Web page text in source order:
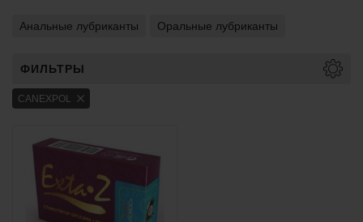
Анальные лубриканты Оральные лубриканты
ФИЛЬТРЫ
CANEXPOL